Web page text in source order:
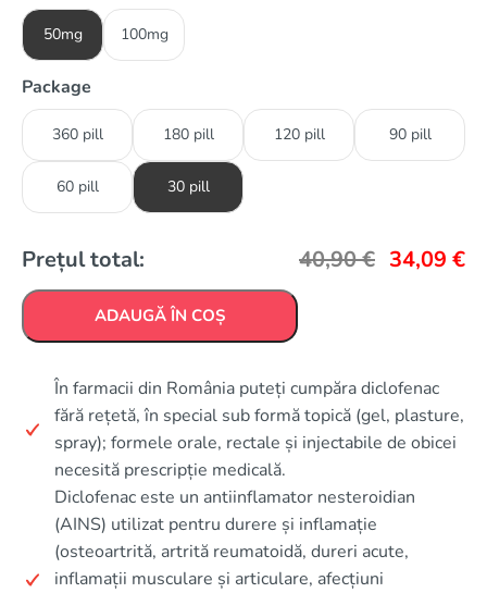
50mg 100mg
Package
360 pill 180 pill 120 pill 90 pill
60 pill 30 pill
Prețul total: 40,90€ 34,09 €
ADAUGĂ ÎN COȘ
În farmacii din România puteți cumpăra diclofenac
fără rețetă, în special sub formă topică (gel, plasture,
spray); formele orale, rectale și injectabile de obicei
necesită prescripție medicală.
Diclofenac este un antiinflamator nesteroidian
(AINS) utilizat pentru durere și inflamație
(osteoartrită, artrită reumatoidă, dureri acute,
inflamații musculare și articulare, afecțiuni